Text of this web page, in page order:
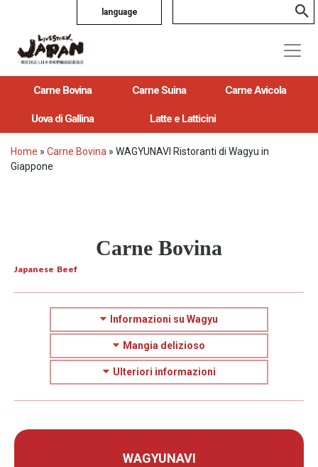
language
Carne Bovina Carne Suina Carne Avicola
Uova di Gallina Latte e Latticini
Home » Carne Bovina » WAGYUNAVI Ristoranti di Wagyu in
Giappone
Carne Bovina
Japanese Beef
Informazioni su Wagyu
Mangia delizioso
Ulteriori informazioni
WAGYUNAVI